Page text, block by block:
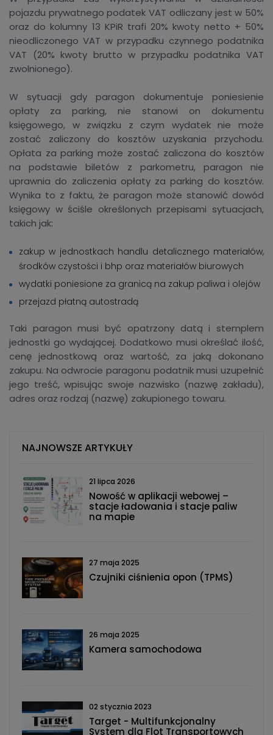
pojazdu prywatnego podatek VAT odliczany jest w 50%
oraz do kolumny 13 KPiR trafi 20% kwoty netto + 50%
nieodliczonego VAT w przypadku czynnego podatnika
VAT (20% kwoty brutto w przypadku podatnika VAT
zwolnionego).
W sytuacji gdy paragon dokumentuje poniesienie
opłaty za parking, nie stanowi on dokumentu
księgowego, w związku z czym wydatek nie może
zostać zaliczony do kosztów uzyskania przychodu.
Opłata za parking może zostać zaliczona do kosztów
na podstawie biletów z parkometru, paragon nie
uprawnia do zaliczenia opłaty za parking do kosztów.
Wynika to z faktu, że paragon może stanowić dowód
księgowy w ściśle określonych przepisami sytuacjach,
takich jak:
zakup w jednostkach handlu detalicznego materiałów,
środków czystości i bhp oraz materiałów biurowych
wydatki poniesione za granicą na zakup paliwa i olejów
przejazd płatną autostradą
Taki paragon musi być opatrzony datą i stemplem
jednostki go wydającej. Dodatkowo musi określać ilość,
cenę jednostkową oraz wartość, za jaką dokonano
zakupu. Na odwrocie paragonu podatnik musi uzupełnić
jego treść, wpisując swoje nazwisko (nazwę zakładu),
adres oraz rodzaj (nazwę) zakupionego towaru.
NAJNOWSZE ARTYKUŁY
21 lipca 2026
Nowość w aplikacji webowej –
stacje ładowania i stacje paliw
na mapie
27 maja 2025
Czujniki ciśnienia opon (TPMS)
26 maja 2025
Kamera samochodowa
02 stycznia 2023
Target - Multifunkcjonalny
System dla Flot Transportowych